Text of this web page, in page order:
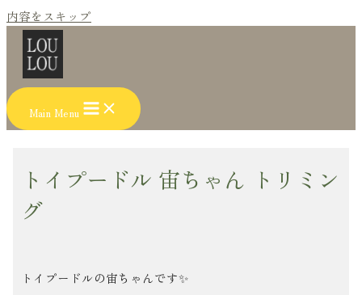
内容をスキップ
Main Menu
トイプードル 宙ちゃん トリミン
グ
トイプードルの宙ちゃんです✨